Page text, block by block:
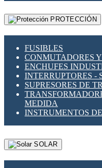
PROTECCIÓN
FUSIBLES
CONMUTADORES
ENCHUFES
INTERRUPTORES -
SUPRESORES DE
MEDIDA
INSTRUMENTOS
SOLAR